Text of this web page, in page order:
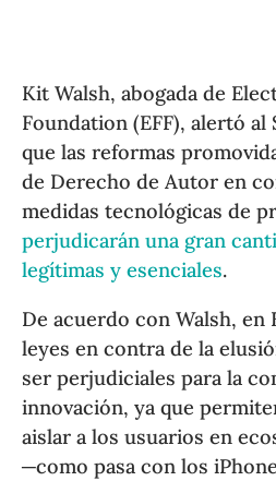
Kit Walsh, abogada de
Foundation (EFF), alertó al
que las reformas
de Derecho de Autor en
medidas tecnológicas de
perjudicarán una gran
legítimas y esenciales.
De acuerdo con Walsh, en
leyes en contra de la
ser perjudiciales para la
innovación, ya que
aislar a los usuarios en
─como pasa con los